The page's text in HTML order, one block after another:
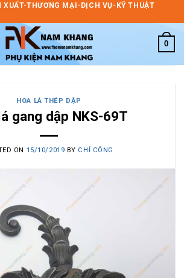
XUẤT-THƯƠNG MẠI-DỊCH VỤ-KỸ THUẬT
0
HOA LÁ THÉP DẬP
gang dập NKS-69T
ON 15/10/2019 BY CHÍ CÔNG